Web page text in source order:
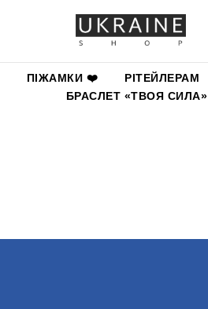
ПІЖАМКИ ❤️ РІТЕЙЛЕРАМ
БРАСЛЕТ «ТВОЯ СИЛА»